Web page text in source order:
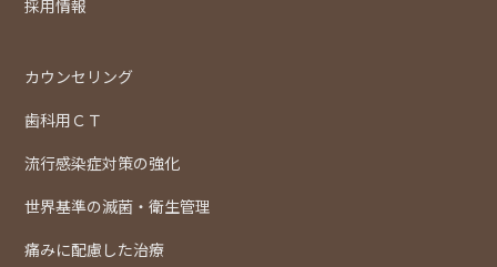
採用情報
カウンセリング
歯科用ＣＴ
流行感染症対策の強化
世界基準の滅菌・衛生管理
痛みに配慮した治療